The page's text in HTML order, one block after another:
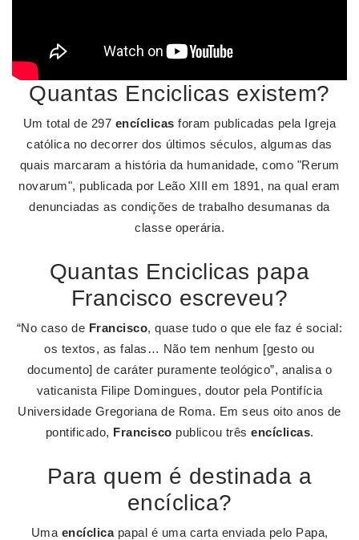
Quantas Enciclicas existem?
Um total de 297 encíclicas foram publicadas pela Igreja
católica no decorrer dos últimos séculos, algumas das
quais marcaram a história da humanidade, como "Rerum
novarum", publicada por Leão XIII em 1891, na qual eram
denunciadas as condições de trabalho desumanas da
classe operária.
Quantas Enciclicas papa
Francisco escreveu?
“No caso de Francisco, quase tudo o que ele faz é social:
os textos, as falas… Não tem nenhum [gesto ou
documento] de caráter puramente teológico”, analisa o
vaticanista Filipe Domingues, doutor pela Pontifícia
Universidade Gregoriana de Roma. Em seus oito anos de
pontificado, Francisco publicou três encíclicas.
Para quem é destinada a
encíclica?
Uma encíclicapapal é uma carta enviada pelo Papa,